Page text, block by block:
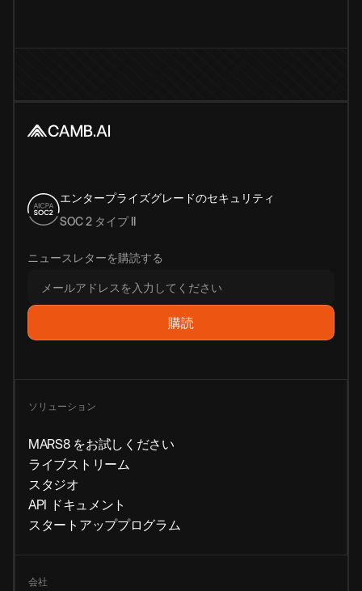
エンタープライズグレードのセキュリティ
SOC 2 タイプ II
ニュースレターを購読する
ソリューション
MARS8 をお試しください
ライブストリーム
スタジオ
API ドキュメント
スタートアッププログラム
会社